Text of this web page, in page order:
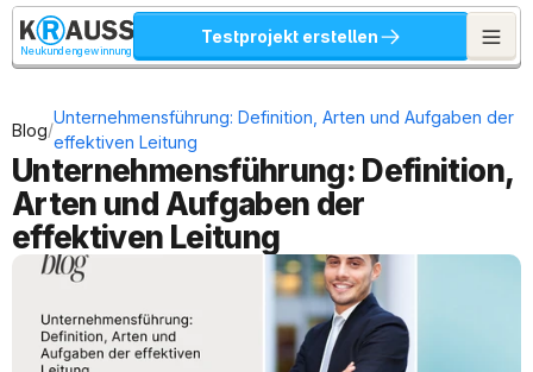
Neukundengewinnung
Testprojekt erstellen
Blog/
Unternehmensführung: Definition, Arten und Aufgaben der
effektiven Leitung
Unternehmensführung: Definition,
Arten und Aufgaben der
effektiven Leitung